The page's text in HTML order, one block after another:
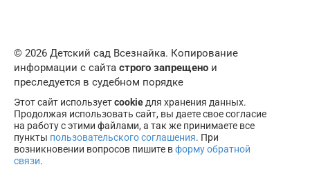
© 2026 Детский сад Всезнайка. Копирование
информации с сайта строго запрещено и
преследуется в судебном порядке
Этот сайт используетcookie для хранения данных.
Продолжая использовать сайт, вы даете свое согласие
на работу с этими файлами, а так же принимаете все
пункты пользовательского соглашения. При
возникновении вопросов пишите вформу обратной
связи.